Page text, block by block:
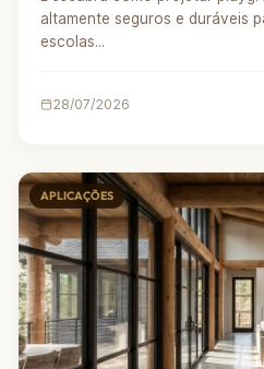
altamente seguros e duráveis
escolas...
28/07/2026
APLICAÇÕES